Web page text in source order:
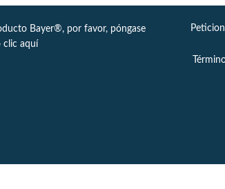
Bayer®, por favor, póngase
clic aquí